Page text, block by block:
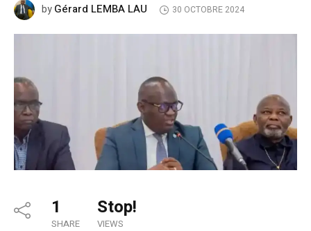
byGérard LEMBA LAU 30 OCTOBRE 2024
1
SHARE
Stop!
VIEWS